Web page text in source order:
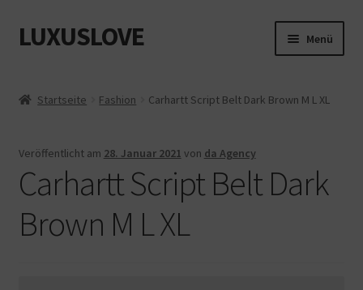
Zur
Navigation
Zum
Inhalt
LUXUSLOVE Menü
Startseite Fashion Carhartt Script Belt Dark Brown M L XL
Veröffentlicht am 28. Januar 2021 von da Agency
Carhartt Script Belt Dark
Brown M L XL